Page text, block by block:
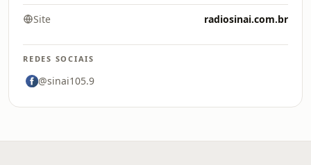
Site radiosinai.com.br
REDES SOCIAIS
@sinai105.9